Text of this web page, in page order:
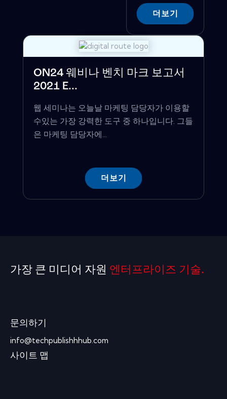
더보기
ON24 웨비나 벤치 마크 보고서
2021 E...
웹 세미나는 오늘날 마케팅 담당자가 이용할
수있는 가장 강력한 도구 중 하나입니다. 그들
은 마케팅 담당자에...
더보기
가장 큰 미디어 자원 엔터프라이즈 기술.
문의하기
info@techpublishhhub.com
사이트 맵